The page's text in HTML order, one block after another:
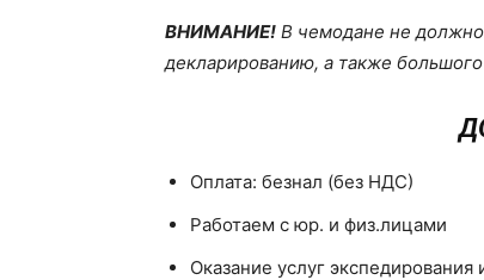
ВНИМАНИЕ! В чемодане не
декларированию, а также
Оплата: безнал (без НДС)
Работаем с юр. и физ.лицами
Оказание услуг экспедирования